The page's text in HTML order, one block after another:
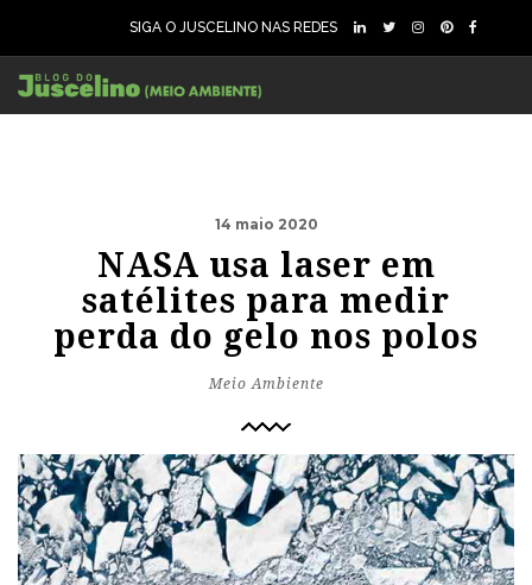
SIGA O JUSCELINO NAS REDES
14 maio 2020
NASA usa laser em
satélites para medir
perda do gelo nos polos
Meio Ambiente